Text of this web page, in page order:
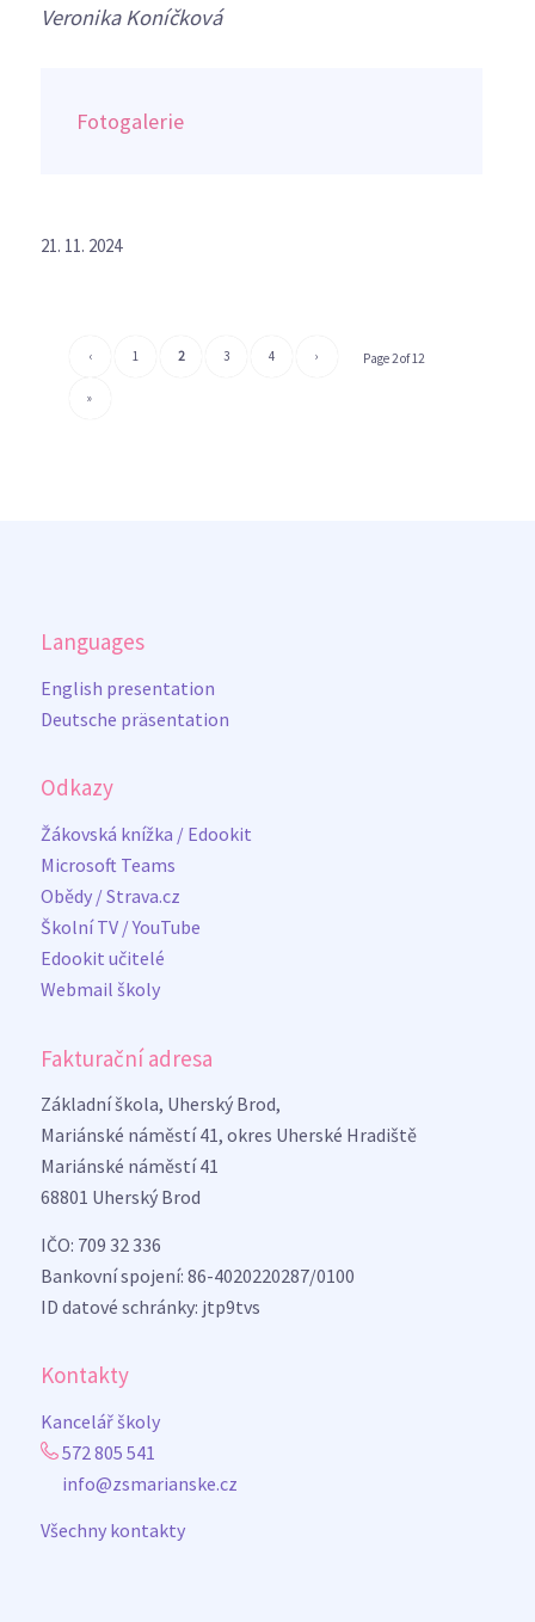
Veronika Koníčková
Fotogalerie
21. 11. 2024
Page 2 of 12
‹ 1 2 3 4 ›
»
Languages
English presentation
Deutsche präsentation
Odkazy
Žákovská knížka / Edookit
Microsoft Teams
Obědy / Strava.cz
Školní TV / YouTube
Edookit učitelé
Webmail školy
Fakturační adresa
Základní škola, Uherský Brod,
Mariánské náměstí 41, okres Uherské Hradiště
Mariánské náměstí 41
68801 Uherský Brod
IČO: 709 32 336
Bankovní spojení: 86-4020220287/0100
ID datové schránky: jtp9tvs
Kontakty
Kancelář školy
572 805 541
info@zsmarianske.cz
Všechny kontakty